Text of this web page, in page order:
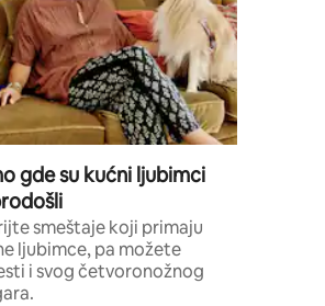
gde su kućni ljubimci
smeštaje koji primaju
ljubimce, pa možete
i svog četvoronožnog